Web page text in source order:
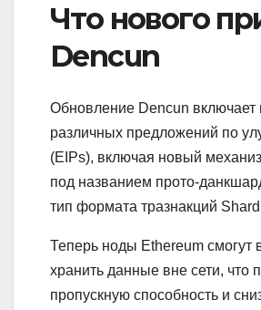
Что нового
Dencun
Обновление Dencun включает
различных предложений по
(EIPs), включая новый
под названием прото-
тип формата тразнакций
Теперь ноды Ethereum смогут
хранить данные вне сети, что
пропускную способность и